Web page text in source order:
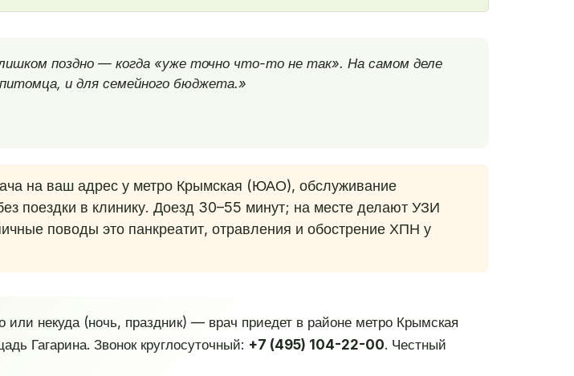
поздно — когда «уже точно что-то не так». На самом деле
и для семейного бюджета.»
на ваш адрес у метро Крымская (ЮАО), обслуживание
поездки в клинику. Доезд 30–55 минут; на месте делают УЗИ
поводы это панкреатит, отравления и обострение ХПН у
или некуда (ночь, праздник) — врач приедет в районе метро Крымская
Гагарина. Звонок круглосуточный: +7 (495) 104-22-00. Честный